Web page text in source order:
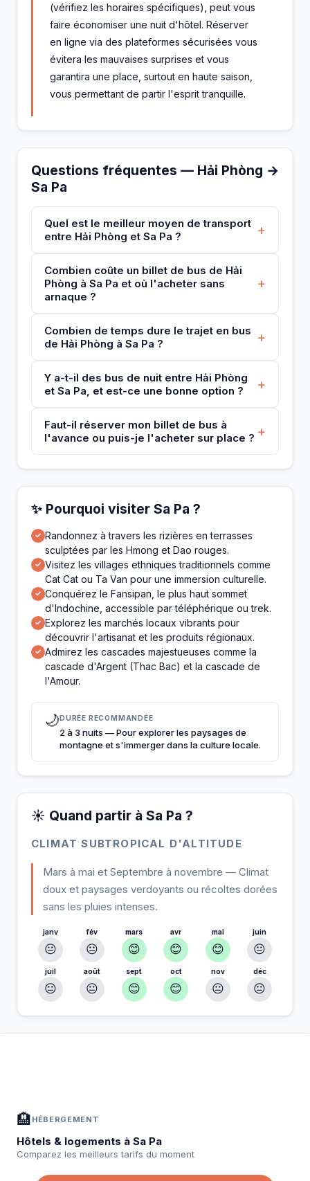
(vérifiez les horaires spécifiques), peut vous
faire économiser une nuit d'hôtel. Réserver
en ligne via des plateformes sécurisées vous
évitera les mauvaises surprises et vous
garantira une place, surtout en haute saison,
vous permettant de partir l'esprit tranquille.
Questions fréquentes — Hải Phòng →
Sa Pa
Quel est le meilleur moyen de transport
entre Hải Phòng et Sa Pa ?
+
Combien coûte un billet de bus de Hải
Phòng à Sa Pa et où l'acheter sans
arnaque ?
+
Combien de temps dure le trajet en bus
de Hải Phòng à Sa Pa ?
+
Y a-t-il des bus de nuit entre Hải Phòng
et Sa Pa, et est-ce une bonne option ?
+
Faut-il réserver mon billet de bus à
l'avance ou puis-je l'acheter sur place ? +
✨ Pourquoi visiter Sa Pa ?
✓ Randonnez à travers les rizières en terrasses
sculptées par les Hmong et Dao rouges.
✓ Visitez les villages ethniques traditionnels comme
Cat Cat ou Ta Van pour une immersion culturelle.
✓ Conquérez le Fansipan, le plus haut sommet
d'Indochine, accessible par téléphérique ou trek.
✓ Explorez les marchés locaux vibrants pour
découvrir l'artisanat et les produits régionaux.
✓ Admirez les cascades majestueuses comme la
cascade d'Argent (Thac Bac) et la cascade de
l'Amour.
🌙DURÉE RECOMMANDÉE
2 à 3 nuits — Pour explorer les paysages de
montagne et s'immerger dans la culture locale.
☀️ Quand partir à Sa Pa ?
CLIMAT SUBTROPICAL D'ALTITUDE
Mars à mai et Septembre à novembre — Climat
doux et paysages verdoyants ou récoltes dorées
sans les pluies intenses.
janv
😐
fév
😐
mars
😊
avr
😊
mai
😊
juin
😐
juil
😐
août
😐
sept
😊
oct
😊
nov
😐
déc
😐
🏨 HÉBERGEMENT
Hôtels & logements à Sa Pa
Comparez les meilleurs tarifs du moment